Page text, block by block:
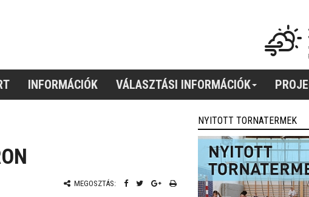
INFORMÁCIÓK VÁLASZTÁSI INFORMÁCIÓK
MEGOSZTÁS:
NYITOTT TORNATERMEK